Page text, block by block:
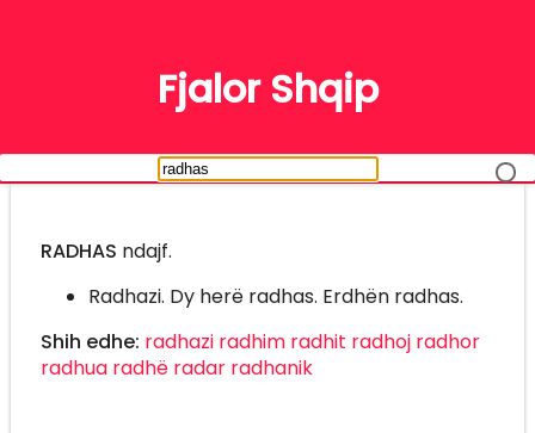
Fjalor Shqip
RADHAS ndajf.
Radhazi. Dy herë radhas. Erdhën radhas.
Shih edhe: radhazi radhim radhit radhoj radhor
radhua radhë radar radhanik